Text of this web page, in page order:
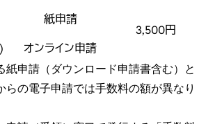
紙申請
3,500円
オンライン申請
紙申請（ダウンロード申請書含む）と
らの電子申請では手数料の額が異なり